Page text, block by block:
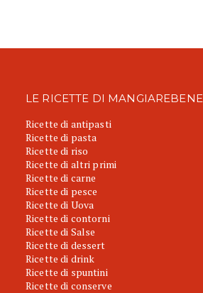
LE RICETTE DI MANGIAREBENE
Ricette di antipasti
Ricette di pasta
Ricette di riso
Ricette di altri primi
Ricette di carne
Ricette di pesce
Ricette di Uova
Ricette di contorni
Ricette di Salse
Ricette di dessert
Ricette di drink
Ricette di spuntini
Ricette di conserve